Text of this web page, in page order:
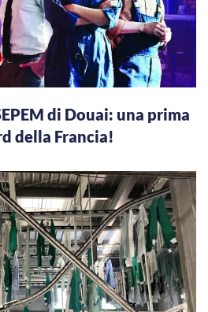
di Douai: una prima
della Francia!